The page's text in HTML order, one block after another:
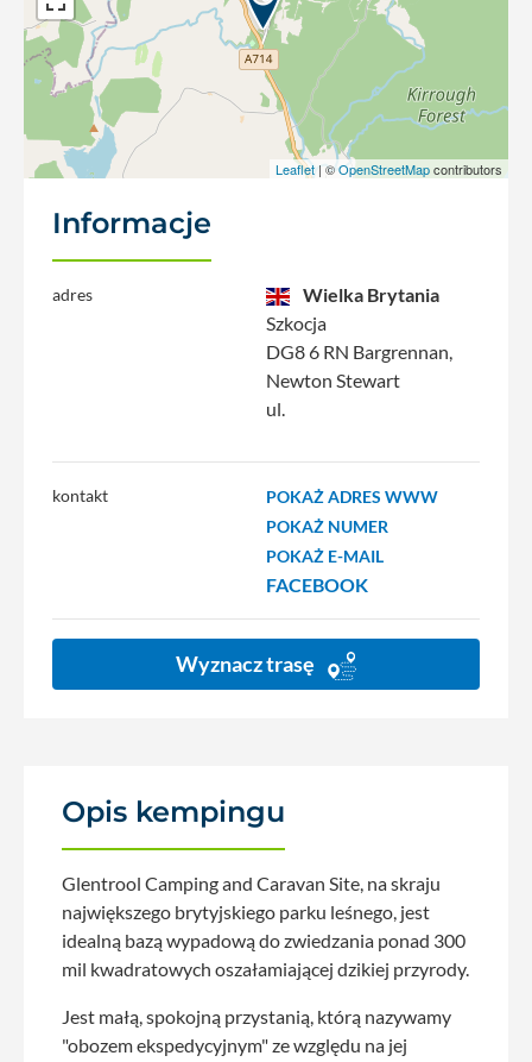
Leaflet | ©OpenStreetMapcontributors
Informacje
adres
Wielka Brytania
Szkocja
DG8 6 RN Bargrennan,
Newton Stewart
ul.
kontakt
POKAŻ ADRES WWW
POKAŻ NUMER
POKAŻ E-MAIL
FACEBOOK
Wyznacz trasę
Opis kempingu
Glentrool Camping and Caravan Site, na skraju
największego brytyjskiego parku leśnego, jest
idealną bazą wypadową do zwiedzania ponad 300
mil kwadratowych oszałamiającej dzikiej przyrody.
Jest małą, spokojną przystanią, którą nazywamy
"obozem ekspedycyjnym" ze względu na jej